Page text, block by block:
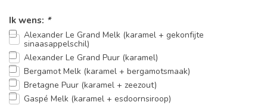
Ik wens: *
Alexander Le Grand Melk (karamel + gekonfijte
sinaasappelschil)
Alexander Le Grand Puur (karamel)
Bergamot Melk (karamel + bergamotsmaak)
Bretagne Puur (karamel + zeezout)
Gaspé Melk (karamel + esdoornsiroop)